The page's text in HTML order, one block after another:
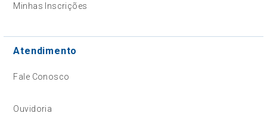
Minhas Inscrições
Atendimento
Fale Conosco
Ouvidoria